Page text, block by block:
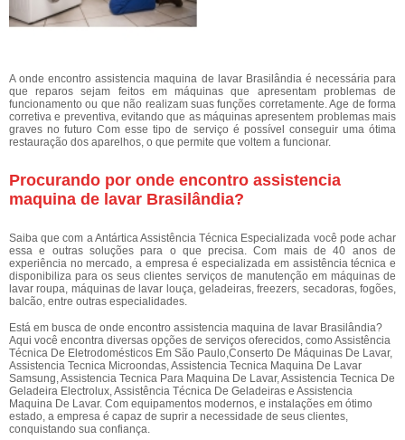
A onde encontro assistencia maquina de lavar Brasilândia é necessária para
que reparos sejam feitos em máquinas que apresentam problemas de
funcionamento ou que não realizam suas funções corretamente. Age de forma
corretiva e preventiva, evitando que as máquinas apresentem problemas mais
graves no futuro Com esse tipo de serviço é possível conseguir uma ótima
restauração dos aparelhos, o que permite que voltem a funcionar.
Procurando por onde encontro assistencia
maquina de lavar Brasilândia?
Saiba que com a Antártica Assistência Técnica Especializada você pode achar
essa e outras soluções para o que precisa. Com mais de 40 anos de
experiência no mercado, a empresa é especializada em assistência técnica e
disponibiliza para os seus clientes serviços de manutenção em máquinas de
lavar roupa, máquinas de lavar louça, geladeiras, freezers, secadoras, fogões,
balcão, entre outras especialidades.
Está em busca de onde encontro assistencia maquina de lavar Brasilândia?
Aqui você encontra diversas opções de serviços oferecidos, como Assistência
Técnica De Eletrodomésticos Em São Paulo,Conserto De Máquinas De Lavar,
Assistencia Tecnica Microondas, Assistencia Tecnica Maquina De Lavar
Samsung, Assistencia Tecnica Para Maquina De Lavar, Assistencia Tecnica De
Geladeira Electrolux, Assistência Técnica De Geladeiras e Assistencia
Maquina De Lavar. Com equipamentos modernos, e instalações em ótimo
estado, a empresa é capaz de suprir a necessidade de seus clientes,
conquistando sua confiança.